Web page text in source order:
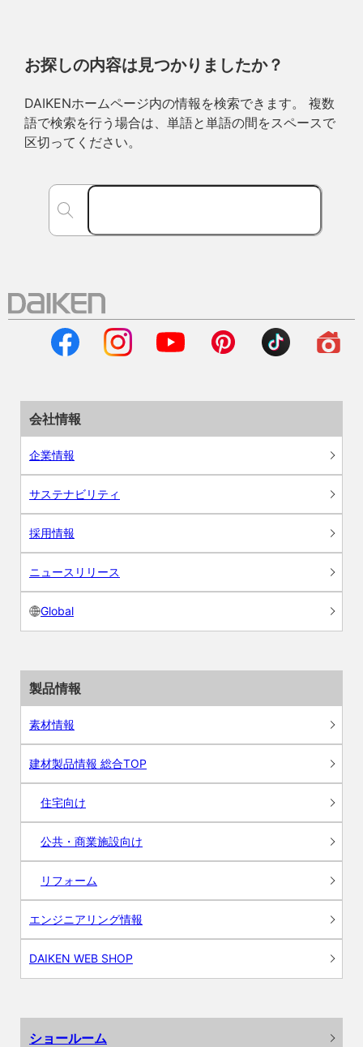
お探しの内容は見つかりましたか？
DAIKENホームページ内の情報を検索できます。 複数
語で検索を行う場合は、単語と単語の間をスペースで
区切ってください。
会社情報
企業情報
サステナビリティ
採用情報
ニュースリリース
Global
製品情報
素材情報
建材製品情報 総合TOP
住宅向け
公共・商業施設向け
リフォーム
エンジニアリング情報
DAIKEN WEB SHOP
ショールーム